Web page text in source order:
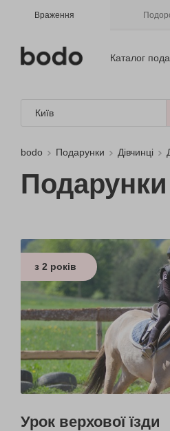
Враження
Каталог
Київ
bodo Подарунки Дівчинці
Подарунки
з 2 років
Урок верхової їзди